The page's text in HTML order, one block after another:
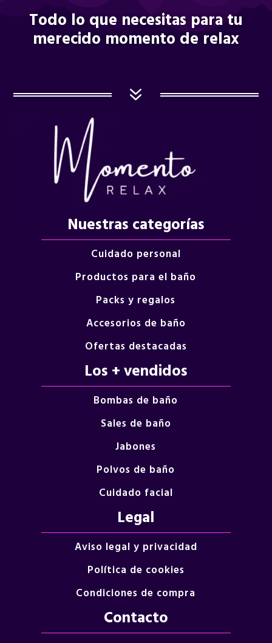
Todo lo que necesitas para tu
merecido momento de relax
7
Nuestras categorías
Cuidado personal
Productos para el baño
Packs y regalos
Accesorios de baño
Ofertas destacadas
Los + vendidos
Bombas de baño
Sales de baño
Jabones
Polvos de baño
Cuidado facial
Legal
Aviso legal y privacidad
Política de cookies
Condiciones de compra
Contacto